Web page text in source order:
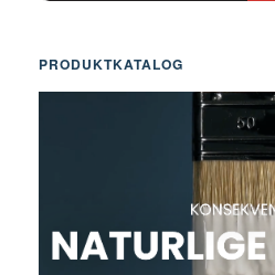
PRODUKTKATALOG